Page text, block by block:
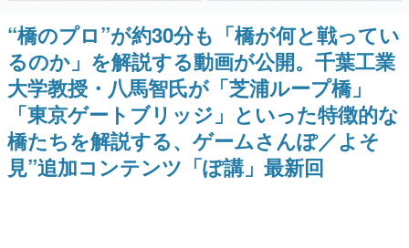
ゲームの企画書
名作ゲームクリエイターの方々に製作時のエピソードをお
聞きし、ヒットする企画（ゲーム）とは何か？を探ってい
きます。
赫本
この物語を解いてはいけない。『赫本』は、〈試験問題〉
の形をした短編ホラー小説集です。
新世代に訊く
散水ホースリールが予約開始。
本体にはシャアのパーソナルマ
ークやジオン公国軍のエンブレ
ム、型式番号などを配置
キャストは天﨑滉平さんと判
明。『Re:ゼロから始める異世
界生活』オットー役、『ヒプノ
シスマイク』山田三郎役など
“橋のプロ”が約30分も「橋が何と戦ってい
るのか」を解説する動画が公開。千葉工業
大学教授・八馬智氏が「芝浦ループ橋」
「東京ゲートブリッジ」といった特徴的な
橋たちを解説する、ゲームさんぽ／よそ
見”追加コンテンツ「ぽ講」最新回